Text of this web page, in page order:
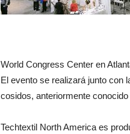
World Congress Center en
El evento se realizará junto con
cosidos, anteriormente
Techtextil North America es